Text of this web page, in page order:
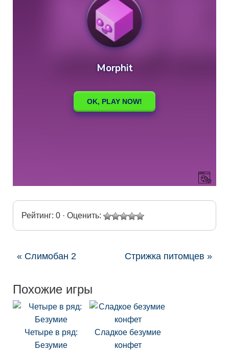
Рейтинг: 0 · Оценить:
« Слимобан 2 Стрижка питомцев »
Похожие игры
Четыре в ряд:
Безумие
Сладкое безумие
конфет